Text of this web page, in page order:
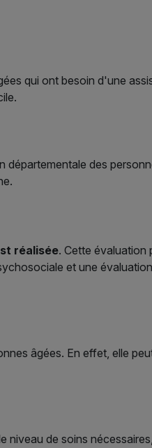
qui ont besoin d'une
des
réalisée. Cette évaluation
et une
âgées. En effet, elle
de soins